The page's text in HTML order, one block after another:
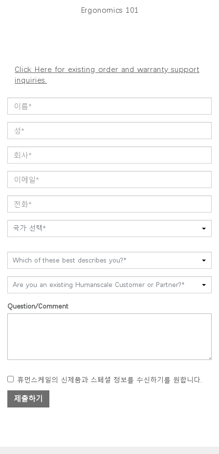
Ergonomics 101
Click Here for existing order and warranty support
inquiries.
국가 선택*
Which of these best describes you?*
Are you an existing Humanscale Customer or Partner?*
Question/Comment
휴먼스케일의 신제품과 스페셜 정보를 수신하기를 원합니다.